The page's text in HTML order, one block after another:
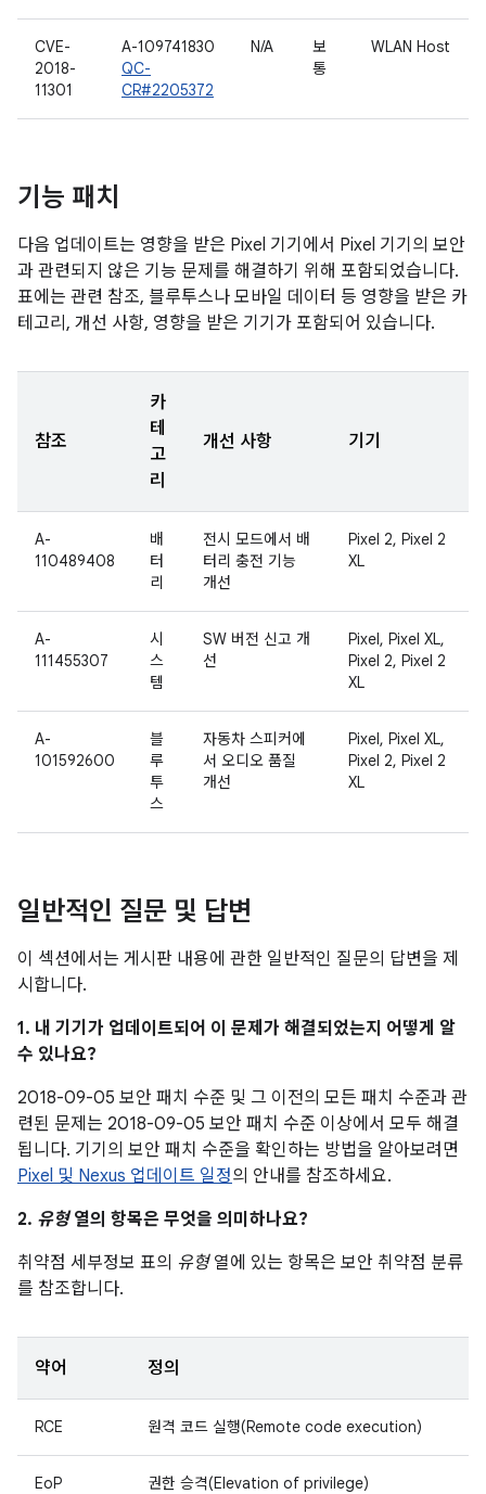
CVE-
2018-
11301
A-109741830
QC-
CR#2205372
N/A
보
통
WLAN Host
기능 패치
다음 업데이트는 영향을 받은 Pixel 기기에서 Pixel 기기의 보안
과 관련되지 않은 기능 문제를 해결하기 위해 포함되었습니다.
표에는 관련 참조, 블루투스나 모바일 데이터 등 영향을 받은 카
테고리, 개선 사항, 영향을 받은 기기가 포함되어 있습니다.
참조
카
테
고
리
개선 사항 기기
A-
110489408
배
터
리
전시 모드에서 배
터리 충전 기능
개선
Pixel 2, Pixel 2
XL
A-
111455307
시
스
템
SW 버전 신고 개
선
Pixel, Pixel XL,
Pixel 2, Pixel 2
XL
A-
101592600
블
루
투
스
자동차 스피커에
서 오디오 품질
개선
Pixel, Pixel XL,
Pixel 2, Pixel 2
XL
일반적인 질문 및 답변
이 섹션에서는 게시판 내용에 관한 일반적인 질문의 답변을 제
시합니다.
1. 내 기기가 업데이트되어 이 문제가 해결되었는지 어떻게 알
수 있나요?
2018-09-05 보안 패치 수준 및 그 이전의 모든 패치 수준과 관
련된 문제는 2018-09-05 보안 패치 수준 이상에서 모두 해결
됩니다. 기기의 보안 패치 수준을 확인하는 방법을 알아보려면
Pixel 및 Nexus 업데이트 일정의 안내를 참조하세요.
2. 유형열의 항목은 무엇을 의미하나요?
취약점 세부정보 표의 유형열에 있는 항목은 보안 취약점 분류
를 참조합니다.
약어 정의
RCE 원격 코드 실행(Remote code execution)
EoP 권한 승격(Elevation of privilege)